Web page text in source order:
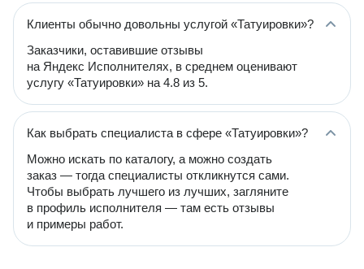
Клиенты обычно довольны услугой «Татуировки»?
Заказчики, оставившие отзывы
на Яндекс Исполнителях, в среднем оценивают
услугу «Татуировки» на 4.8 из 5.
Как выбрать специалиста в сфере «Татуировки»?
Можно искать по каталогу, а можно создать
заказ — тогда специалисты откликнутся сами.
Чтобы выбрать лучшего из лучших, загляните
в профиль исполнителя — там есть отзывы
и примеры работ.